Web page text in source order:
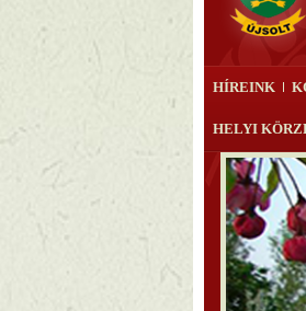
HÍREINK
HELYI